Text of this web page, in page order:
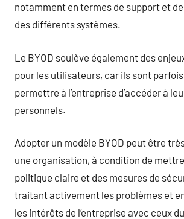
notamment en termes de support et
des différents systèmes.
Le BYOD soulève également des
pour les utilisateurs, car ils sont
permettre à l’entreprise d’accéder à
personnels.
Adopter un modèle BYOD peut être
une organisation, à condition de
politique claire et des mesures de
traitant activement les problèmes et
les intérêts de l’entreprise avec ceux